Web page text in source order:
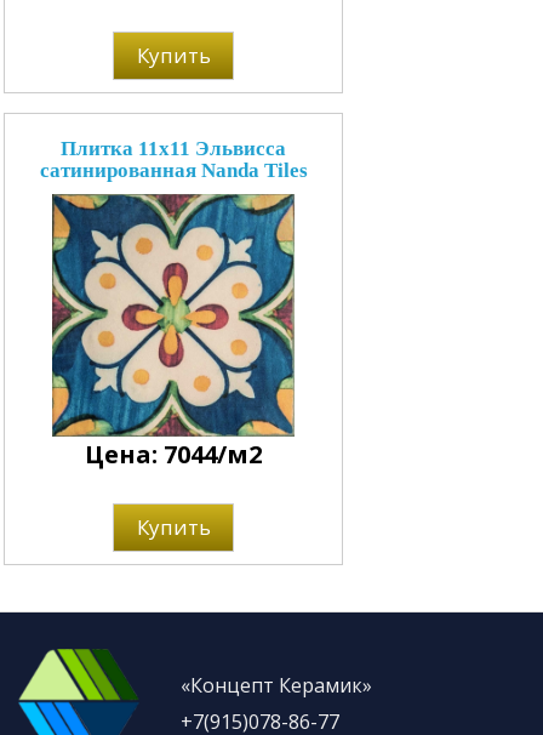
Купить
Плитка 11x11 Эльвисса
сатинированная Nanda Tiles
Цена: 7044/м2
Купить
«Концепт Керамик»
+7(915)078-86-77